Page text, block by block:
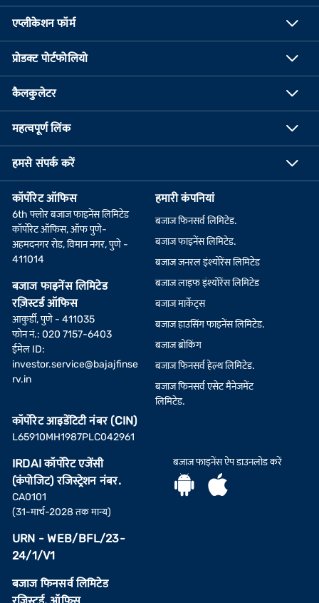
एप्लीकेशन फॉर्म
प्रोडक्ट पोर्टफोलियो
कैलकुलेटर
महत्वपूर्ण लिंक
हमसे संपर्क करें
कॉर्पोरेट ऑफिस
6th फ्लोर बजाज फाइनेंस लिमिटेड
कॉर्पोरेट ऑफिस, ऑफ पुणे-
अहमदनगर रोड, विमान नगर, पुणे -
411014
बजाज फाइनेंस लिमिटेड
रज़िस्टर्ड ऑफिस
आकुर्डी, पुणे - 411035
फोन नं.: 020 7157-6403
ईमेल ID:
investor.service@bajajfinse
rv.in
कॉर्पोरेट आइडेंटिटी नंबर (CIN)
L65910MH1987PLC042961
IRDAI कॉर्पोरेट एजेंसी
(कंपोजिट) रजिस्ट्रेशन नंबर.
CA0101
(31-मार्च-2028 तक मान्य)
URN - WEB/BFL/23-
24/1/V1
बजाज फिनसर्व लिमिटेड
हमारी कंपनियां
बजाज फिनसर्व लिमिटेड.
बजाज फाइनेंस लिमिटेड.
बजाज जनरल इंश्योरेंस लिमिटेड
बजाज लाइफ इंश्योरेंस लिमिटेड
बजाज मार्केट्स
बजाज हाउसिंग फाइनेंस लिमिटेड.
बजाज ब्रोकिंग
बजाज फिनसर्व हेल्थ लिमिटेड.
बजाज फिनसर्व एसेट मैनेजमेंट
लिमिटेड.
बजाज फाइनेंस ऐप डाउनलोड करें